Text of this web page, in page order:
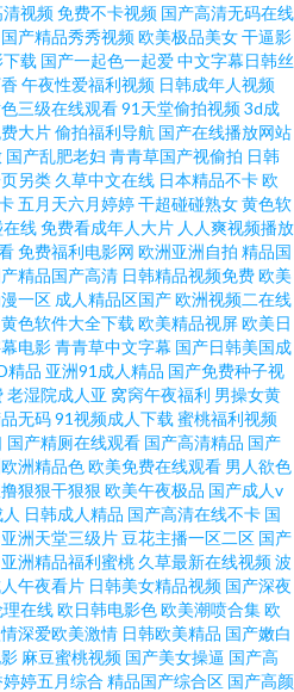
成人福利网 天天艹艹 日本高清免费电影
网 伊人亚洲精品 午夜aA 三级免费网站黄
综合 精品久久99 国产性爱AV久久性爱 国
www五月天com 91遭逼美女软件 91九色
在线 久操免费视频 第一精品富利大全 91
妹AV 午夜岛国福利影院 少妇后入 婷婷激
探花在线观看 日韩伦理 欧美男女午夜草
綜合中文字幕小说 91夫妻福利 91海角论
人抽插 欧美日韩性交在线视频 免费欧美A
福利操逼导航 91一二区 91看片免费网站
看黄 91黑丝精品 91N国产口爆 天美福利
香蕉 韩日足交 wwwyyy 密桃视频免费观
视频免费不卡视频 国产高清无码在线
国产精品秀秀视频欧美极品美女干逼影
载 国产一起色一起爱中文字幕日韩丝
午夜性爱福利视频 日韩成年人视频
三级在线观看91天堂偷拍视频3d成
大片偷拍福利导航 国产在线播放网站
国产乱肥老妇 青青草国产视偷拍 日韩
另类 久草中文在线 日本精品不卡欧
五月天六月婷婷干超碰碰熟女黄色软
线免费看成年人大片 人人爽视频播放
免费福利电影网 欧洲亚洲自拍 精品国
精品国产高清 日韩精品视频免费欧美
一区 成人精品区国产欧洲视频二在线
黄色软件大全下载 欧美精品视屏欧美日
电影青青草中文字幕 国产日韩美国成
精品 亚洲91成人精品 国产免费种子视
老湿院成人亚 窝窉午夜福利 男操女黄
无码91视频成人下载 蜜桃福利视频
国产精厕在线观看 国产高清精品 国产
洲精品色欧美免费在线观看 男人欲色
狠狠干狠狠 欧美午夜极品 国产成人v
日韩成人精品 国产高清在线不卡 国
亚洲天堂三级片 豆花主播一区二区 国产
亚洲精品福利蜜桃 久草最新在线视频波
午夜看片 日韩美女精品视频 国产深夜
在线欧日韩电影色欧美潮喷合集欧
深爱欧美激情 日韩欧美精品 国产嫩白
麻豆蜜桃视频 国产美女操逼 国产高
婷五月综合 精品国产综合区 国产高颜